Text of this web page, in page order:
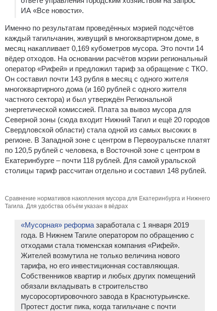
ИА «Все новости».
Именно по результатам проведённых мэрией подсчётов
каждый тагильчанин, живущий в многоквартирном доме, в
месяц накапливает 0,169 кубометров мусора. Это почти 14
вёдер отходов. На основании расчётов мэрии региональный
оператор «Рифей» и предложил тариф за обращение с ТКО.
Он составил почти 143 рубля в месяц с одного жителя
многоквартирного дома (и 160 рублей с одного жителя
частного сектора) и был утверждён Региональной
энергетической комиссией. Плата за вывоз мусора для
Северной зоны (сюда входит Нижний Тагил и ещё 20 городов
Свердловской области) стала одной из самых высоких в
регионе. В Западной зоне с центром в Первоуральске платят
по 120,5 рублей с человека, в Восточной зоне с центром в
Екатеринбурге – почти 118 рублей. Для самой уральской
столицы тариф рассчитан отдельно и составил 148 рублей.
Сравнение нормативов накопления мусора для Екатеринбурга и Нижнего
Тагила. Для удобства объём указан в вёдрах
«Мусорная» реформа заработала с 1 января 2019
года. В Нижнем Тагиле оператором по обращению с
отходами стала тюменская компания «Рифей».
Жителей возмутила не только величина нового
тарифа, но его инвестиционная составляющая.
Собственников квартир и любых других помещений
обязали вкладывать в строительство
мусоросортировочного завода в Краснотурьинске.
Протест достиг пика, когда тагильчане с почти